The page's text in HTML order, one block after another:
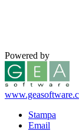
Powered by
Stampa
Email